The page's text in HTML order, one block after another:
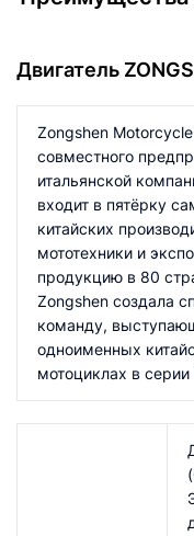
Двигатель
Zongshen
совместного
итальянской
входит в пятёрку
китайских
мототехники и
продукцию в 80
Zongshen создала
команду,
одноименных
мотоциклах в